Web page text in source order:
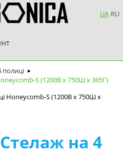
UA RU
полиці ►
S (1200В х 750Ш х 365Г)
на 4